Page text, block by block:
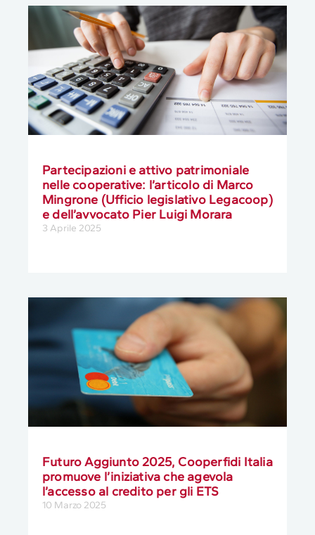
Partecipazioni e attivo patrimoniale
nelle cooperative: l’articolo di Marco
Mingrone (Ufficio legislativo Legacoop)
e dell’avvocato Pier Luigi Morara
3 Aprile 2025
Futuro Aggiunto 2025, Cooperfidi Italia
promuove l’iniziativa che agevola
l’accesso al credito per gli ETS
10 Marzo 2025